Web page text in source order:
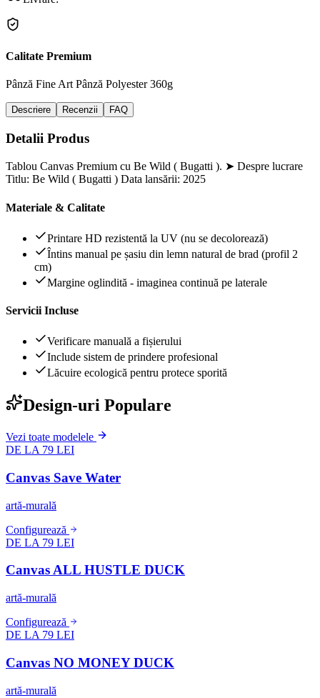
Calitate Premium
Pânză Fine Art Pânză Polyester 360g
Descriere Recenzii FAQ
Detalii Produs
Tablou Canvas Premium cu Be Wild ( Bugatti ). ➤ Despre lucrare
Titlu: Be Wild ( Bugatti ) Data lansării: 2025
Materiale & Calitate
Printare HD rezistentă la UV (nu se decolorează)
Întins manual pe șasiu din lemn natural de brad (profil 2
cm)
Margine oglindită - imaginea continuă pe laterale
Servicii Incluse
Verificare manuală a fișierului
Include sistem de prindere profesional
Lăcuire ecologică pentru protece sporită
Design-uri Populare
Vezi toate modelele
DE LA 79 LEI
Canvas Save Water
artă-murală
Configurează
DE LA 79 LEI
Canvas ALL HUSTLE DUCK
artă-murală
Configurează
DE LA 79 LEI
Canvas NO MONEY DUCK
artă-murală